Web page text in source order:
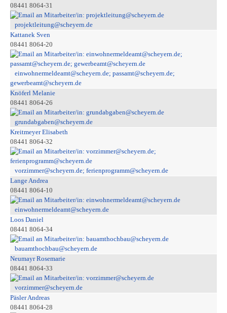
08441 8064-31
projektleitung@scheyern.de
Kattanek Sven
08441 8064-20
einwohnermeldeamt@scheyern.de; passamt@scheyern.de;
gewerbeamt@scheyern.de
Knöferl Melanie
08441 8064-26
grundabgaben@scheyern.de
Kreitmeyer Elisabeth
08441 8064-32
vorzimmer@scheyern.de; ferienprogramm@scheyern.de
Lange Andrea
08441 8064-10
einwohnermeldeamt@scheyern.de
Loos Daniel
08441 8064-34
bauamthochbau@scheyern.de
Neumayr Rosemarie
08441 8064-33
vorzimmer@scheyern.de
Päsler Andreas
08441 8064-28